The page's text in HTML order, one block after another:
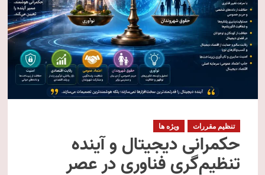
تنظیم مقررات ویژه ها
حکمرانی دیجیتال و آینده
تنظیم‌گری فناوری در عصر